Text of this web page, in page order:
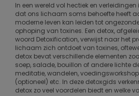
In een wereld vol hectiek en
dat ons lichaam soms behoefte heeft
moderne leven kan leiden tot
ophoping van toxines. Een detox,
woord Detoxification, verwijst naar het
lichaam zich ontdoet van toxines,
detox bevat verschillende elementen
soep, salade, bouillon of andere lichte
meditatie, wandelen,
(optioneel) etc. In deze detoxgids
detox zo veel voordelen biedt en welke